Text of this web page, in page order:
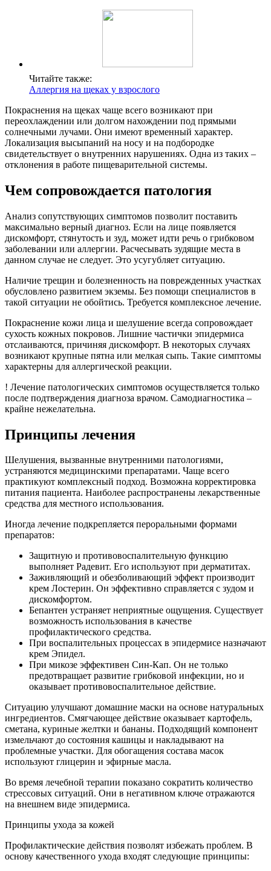
Читайте также:
Аллергия на щеках у взрослого
Покраснения на щеках чаще всего возникают при
переохлаждении или долгом нахождении под прямыми
солнечными лучами. Они имеют временный характер.
Локализация высыпаний на носу и на подбородке
свидетельствует о внутренних нарушениях. Одна из таких –
отклонения в работе пищеварительной системы.
Чем сопровождается патология
Анализ сопутствующих симптомов позволит поставить
максимально верный диагноз. Если на лице появляется
дискомфорт, стянутость и зуд, может идти речь о грибковом
заболевании или аллергии. Расчесывать зудящие места в
данном случае не следует. Это усугубляет ситуацию.
Наличие трещин и болезненность на поврежденных участках
обусловлено развитием экземы. Без помощи специалистов в
такой ситуации не обойтись. Требуется комплексное лечение.
Покраснение кожи лица и шелушение всегда сопровождает
сухость кожных покровов. Лишние частички эпидермиса
отслаиваются, причиняя дискомфорт. В некоторых случаях
возникают крупные пятна или мелкая сыпь. Такие симптомы
характерны для аллергической реакции.
! Лечение патологических симптомов осуществляется только
после подтверждения диагноза врачом. Самодиагностика –
крайне нежелательна.
Принципы лечения
Шелушения, вызванные внутренними патологиями,
устраняются медицинскими препаратами. Чаще всего
практикуют комплексный подход. Возможна корректировка
питания пациента. Наиболее распространены лекарственные
средства для местного использования.
Иногда лечение подкрепляется пероральными формами
препаратов:
Защитную и противовоспалительную функцию
выполняет Радевит. Его используют при дерматитах.
Заживляющий и обезболивающий эффект производит
крем Лостерин. Он эффективно справляется с зудом и
дискомфортом.
Бепантен устраняет неприятные ощущения. Существует
возможность использования в качестве
профилактического средства.
При воспалительных процессах в эпидермисе назначают
крем Эпидел.
При микозе эффективен Син-Кап. Он не только
предотвращает развитие грибковой инфекции, но и
оказывает противовоспалительное действие.
Ситуацию улучшают домашние маски на основе натуральных
ингредиентов. Смягчающее действие оказывает картофель,
сметана, куриные желтки и бананы. Подходящий компонент
измельчают до состояния кашицы и накладывают на
проблемные участки. Для обогащения состава масок
используют глицерин и эфирные масла.
Во время лечебной терапии показано сократить количество
стрессовых ситуаций. Они в негативном ключе отражаются
на внешнем виде эпидермиса.
Принципы ухода за кожей
Профилактические действия позволят избежать проблем. В
основу качественного ухода входят следующие принципы: